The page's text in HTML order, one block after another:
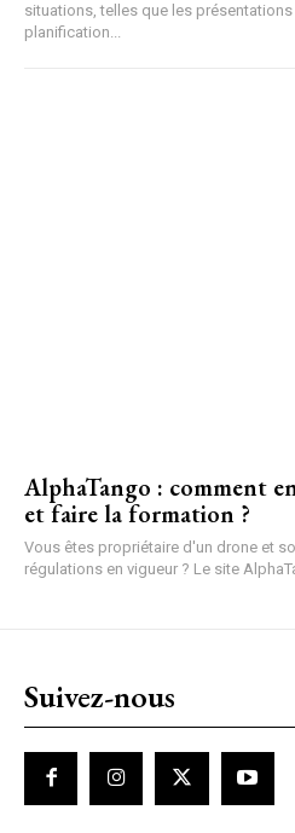
situations, telles que les
planification...
AlphaTango : comment
et faire la formation ?
Vous êtes propriétaire d'un drone et
régulations en vigueur ? Le site
Suivez-nous